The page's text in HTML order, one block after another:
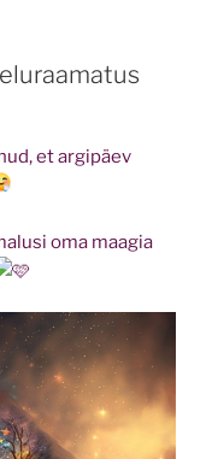
et argipäev
oma maagia